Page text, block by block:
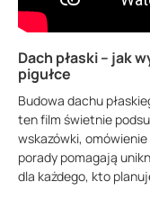
Dach płaski – jak
pigułce
Budowa dachu
ten film świetnie
wskazówki,
porady pomagają
dla każdego, kto